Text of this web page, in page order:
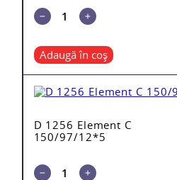
Adaugă în coș
D 1256 Element C
150/97/12*5